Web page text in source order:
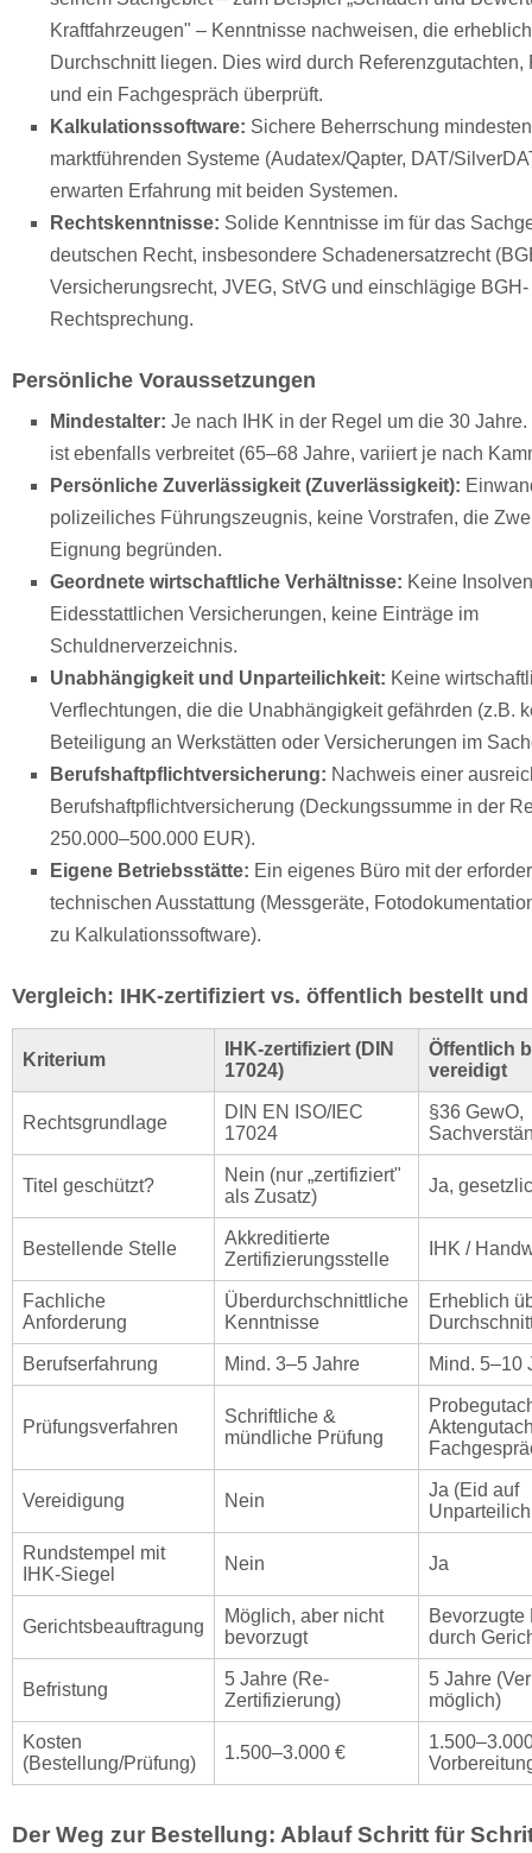
Kraftfahrzeugen" – Kenntnisse nachweisen, die
Durchschnitt liegen. Dies wird durch Referenzgutachten,
und ein Fachgespräch überprüft.
Kalkulationssoftware: Sichere Beherrschung
marktführenden Systeme (Audatex/Qapter, DAT/
erwarten Erfahrung mit beiden Systemen.
Rechtskenntnisse: Solide Kenntnisse im für das
deutschen Recht, insbesondere Schadenersatzrecht
Versicherungsrecht, JVEG, StVG und einschlägige BGH-
Rechtsprechung.
Persönliche Voraussetzungen
Mindestalter: Je nach IHK in der Regel um die 30
ist ebenfalls verbreitet (65–68 Jahre, variiert je nach
Persönliche Zuverlässigkeit (Zuverlässigkeit):
polizeiliches Führungszeugnis, keine Vorstrafen, die
Eignung begründen.
Geordnete wirtschaftliche Verhältnisse: Keine
Eidesstattlichen Versicherungen, keine Einträge im
Schuldnerverzeichnis.
Unabhängigkeit und Unparteilichkeit: Keine
Verflechtungen, die die Unabhängigkeit gefährden (z.B.
Beteiligung an Werkstätten oder Versicherungen im
Berufshaftpflichtversicherung: Nachweis einer
Berufshaftpflichtversicherung (Deckungssumme in der
250.000–500.000 EUR).
Eigene Betriebsstätte: Ein eigenes Büro mit der
technischen Ausstattung (Messgeräte,
zu Kalkulationssoftware).
Vergleich: IHK-zertifiziert vs. öffentlich bestellt
Kriterium
IHK-zertifiziert (DIN
17024)
Öffentlich
vereidigt
Rechtsgrundlage
DIN EN ISO/IEC
17024
§36 GewO,
Titel geschützt?
Nein (nur „zertifiziert"
als Zusatz)
Ja,
Bestellende Stelle
Akkreditierte
Zertifizierungsstelle
IHK /
Fachliche
Anforderung
Überdurchschnittliche
Kenntnisse
Erheblich
Berufserfahrung Mind. 3–5 Jahre Mind. 5–10
Prüfungsverfahren
Schriftliche &
mündliche Prüfung
Vereidigung Nein
Ja (Eid auf
Rundstempel mit
IHK-Siegel
Nein Ja
Gerichtsbeauftragung
Möglich, aber nicht
bevorzugt
Bevorzugte
durch
Befristung
5 Jahre (Re-
Zertifizierung)
5 Jahre
möglich)
Kosten
(Bestellung/Prüfung)
1.500–3.000 €
Der Weg zur Bestellung: Ablauf Schritt für